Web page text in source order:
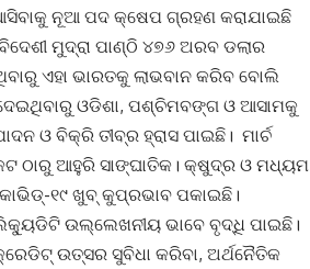
ନୂଆ ପଦ କ୍ଷେପ ଗ୍ରହଣ କରାଯାଇଛି
ମୁଦ୍ରା ପାଣ୍ଠି ୪୭୬ ଅରବ ଡଲାର
ଏହା ଭାରତକୁ ଲାଭବାନ କରିବ ବୋଲି
ଓଡିଶା, ପଶ୍ଚିମବଙ୍ଗ ଓ ଆସାମକୁ
ଓ ବିକ୍ରି ତୀବ୍ର ହ୍ରାସ ପାଇଛି। ମାର୍ଚ
ଠାରୁ ଆହୁରି ସାଙ୍ଘାତିକ। କ୍ଷୁଦ୍ର ଓ ମଧ୍ୟମ
୧୯ ଖୁବ୍ କୁପ୍ରଭାବ ପକାଇଛି।
ଉଲ୍ଲେଖନୀୟ ଭାବେ ବୃଦ୍ଧି ପାଇଛି।
ଉତ୍ସର ସୁବିଧା କରିବା, ଅର୍ଥନୈତିକ